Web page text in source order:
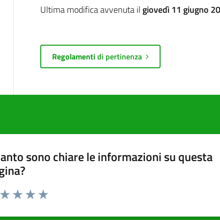
Ultima modifica avvenuta il giovedì 11 giugno
Regolamentidi pertinenza
sono chiare le informazioni su questa
da 1 a 5 stelle la pagina